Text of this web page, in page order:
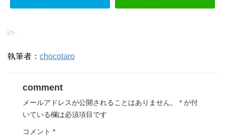
-
執筆者： chocotaro
comment
メールアドレスが公開されることはありません。 * が付
いている欄は必須項目です
コメント *